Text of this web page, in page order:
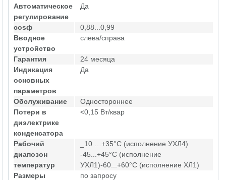
Автоматическое
регулирование
Да
cosф
0,88...0,99
Вводное
устройство
слева/справа
Гарантия
24 месяца
Индикация
основных
параметров
Да
Обслуживание
Одностороннее
Потери в
диэлектрике
конденсатора
<0,15 Вт/квар
Рабочий
диапозон
температур
_10 …+35°С (исполнение УХЛ4)
-45...+45°С (исполнение
УХЛ1)-60...+60°С (исполнение ХЛ1)
Размеры
по запросу